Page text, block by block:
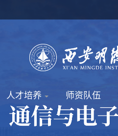
人才培养 师资队伍